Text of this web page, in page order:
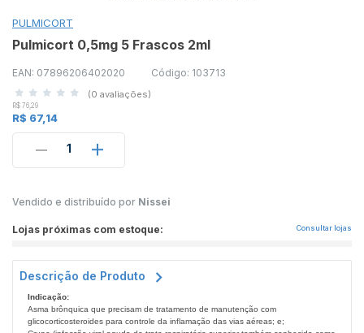
PULMICORT
Pulmicort 0,5mg 5 Frascos 2ml
EAN: 07896206402020 Código: 103713
(0 avaliações)
R$ 76,29
R$ 67,14
1
Vendido e distribuído por Nissei
Lojas próximas com estoque: Consultar lojas
Descrição de Produto
Indicação:
Asma brônquica que precisam de tratamento de manutenção com
glicocorticosteroides para controle da inflamação das vias aéreas; e;